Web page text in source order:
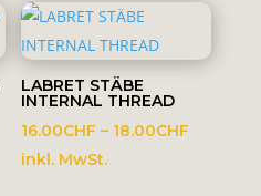
LABRET STÄBE
INTERNAL THREAD
16.00CHF – 18.00CHF
inkl. MwSt.